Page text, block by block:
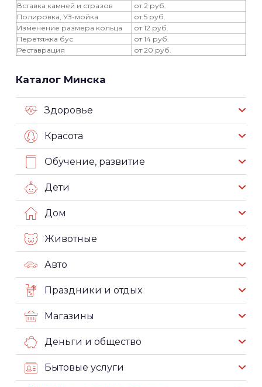
Вставка камней и стразов
от 2 руб.
Полировка, УЗ-мойка
от 5 руб.
Изменение размера кольца
от 12 руб.
Перетяжка бус
от 14 руб.
Реставрация
от 20 руб.
Каталог Минска
Здоровье
Красота
Обучение, развитие
Дети
Дом
Животные
Авто
Праздники и отдых
Магазины
Деньги и общество
Бытовые услуги